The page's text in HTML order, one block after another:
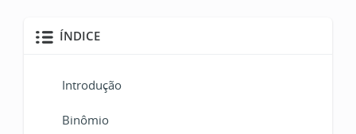
ÍNDICE
Introdução
Binômio